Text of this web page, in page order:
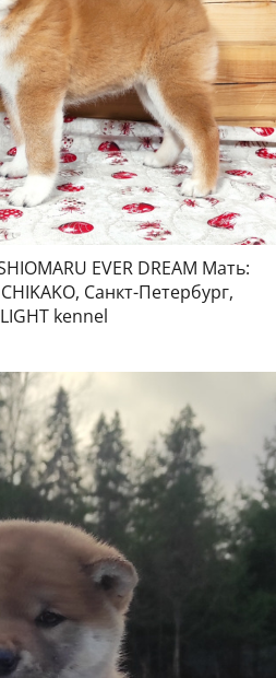
EVER DREAM Мать:
Санкт-Петербург,
kennel